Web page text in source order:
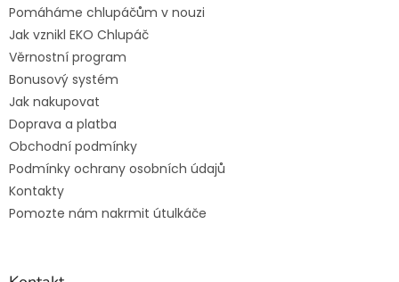
Pomáháme chlupáčům v nouzi
Jak vznikl EKO Chlupáč
Věrnostní program
Bonusový systém
Jak nakupovat
Doprava a platba
Obchodní podmínky
Podmínky ochrany osobních údajů
Kontakty
Pomozte nám nakrmit útulkáče